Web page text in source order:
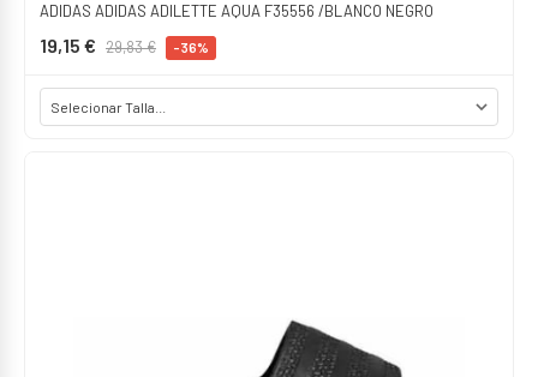
ADIDAS ADIDAS ADILETTE AQUA F35556 /BLANCO NEGRO
19,15 € 29,83 € -36%